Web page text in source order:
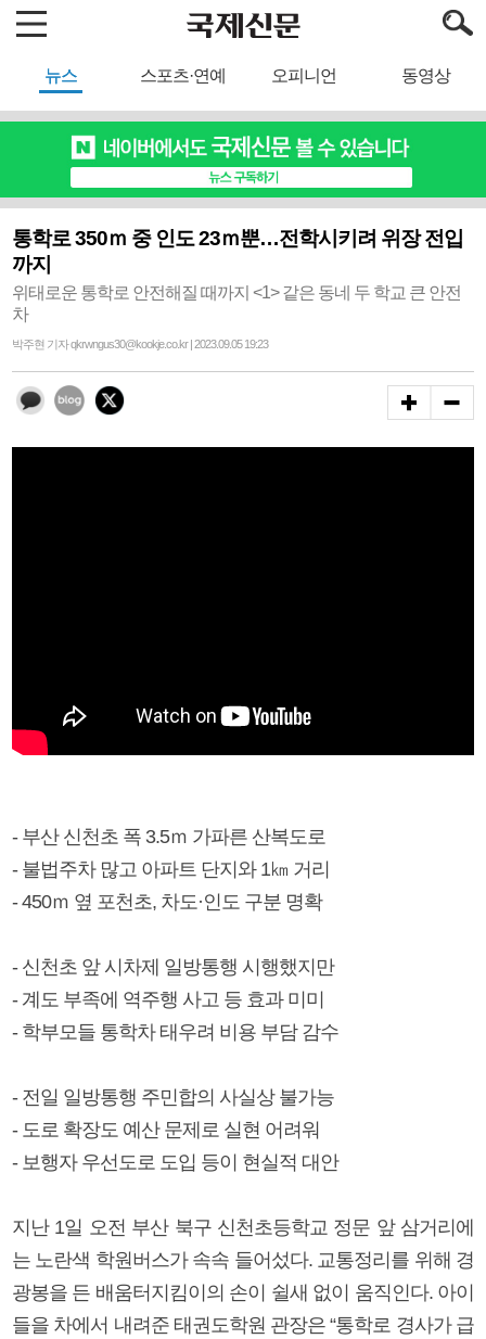
뉴스 스포츠·연예 오피니언 동영상
통학로 350ｍ 중 인도 23ｍ뿐…전학시키려 위장 전입
까지
위태로운 통학로 안전해질 때까지 <1> 같은 동네 두 학교 큰 안전
차
박주현 기자 qkrwngus30@kookje.co.kr | 2023.09.05 19:23
- 부산 신천초 폭 3.5ｍ 가파른 산복도로
- 불법주차 많고 아파트 단지와 1㎞ 거리
- 450ｍ 옆 포천초, 차도·인도 구분 명확
- 신천초 앞 시차제 일방통행 시행했지만
- 계도 부족에 역주행 사고 등 효과 미미
- 학부모들 통학차 태우려 비용 부담 감수
- 전일 일방통행 주민합의 사실상 불가능
- 도로 확장도 예산 문제로 실현 어려워
- 보행자 우선도로 도입 등이 현실적 대안
지난 1일 오전 부산 북구 신천초등학교 정문 앞 삼거리에
는 노란색 학원버스가 속속 들어섰다. 교통정리를 위해 경
광봉을 든 배움터지킴이의 손이 쉴새 없이 움직인다. 아이
들을 차에서 내려준 태권도학원 관장은 “통학로 경사가 급